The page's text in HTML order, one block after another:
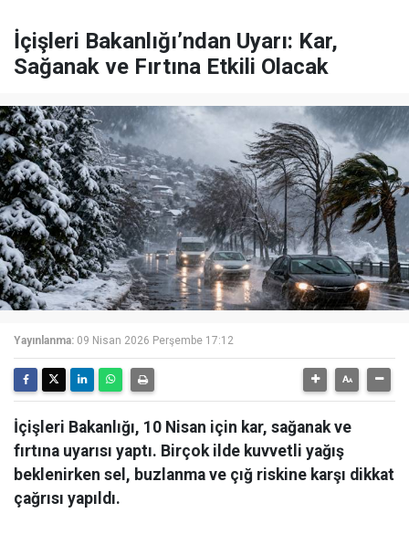
İçişleri Bakanlığı’ndan Uyarı: Kar,
Sağanak ve Fırtına Etkili Olacak
Yayınlanma: 09 Nisan 2026 Perşembe 17:12
İçişleri Bakanlığı, 10 Nisan için kar, sağanak ve
fırtına uyarısı yaptı. Birçok ilde kuvvetli yağış
beklenirken sel, buzlanma ve çığ riskine karşı dikkat
çağrısı yapıldı.